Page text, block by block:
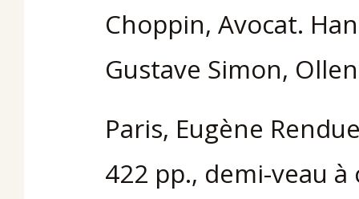
Choppin, Avocat.
Gustave Simon,
Paris, Eugène
422 pp., demi-veau